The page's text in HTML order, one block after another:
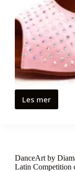
Les mer
DanceArt by
Latin Competition